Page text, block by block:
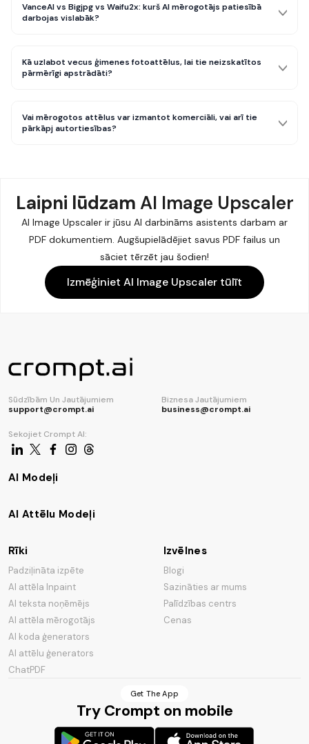
VanceAI vs Bigjpg vs Waifu2x: kurš AI mērogotājs patiesībā
darbojas vislabāk?
Kā uzlabot vecus ģimenes fotoattēlus, lai tie neizskatītos
pārmērīgi apstrādāti?
Vai mērogotos attēlus var izmantot komerciāli, vai arī tie
pārkāpj autortiesības?
Laipni lūdzam AI Image Upscaler
AI Image Upscaler ir jūsu AI darbināms asistents darbam ar
PDF dokumentiem. Augšupielādējiet savus PDF failus un
sāciet tērzēt jau šodien!
Izmēģiniet AI Image Upscaler tūlīt
Sūdzībām Un Jautājumiem
support@crompt.ai
Biznesa Jautājumiem
business@crompt.ai
Sekojiet Crompt AI:
AI Modeļi
AI Attēlu Modeļi
Rīki
Padziļināta izpēte
AI attēla Inpaint
AI teksta noņēmējs
AI attēla mērogotājs
AI koda ģenerators
AI attēlu ģenerators
ChatPDF
Izvēlnes
Blogi
Sazināties ar mums
Palīdzības centrs
Cenas
Get The App
Try Crompt on mobile